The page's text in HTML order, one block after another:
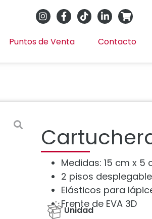
Puntos de Venta Contacto
Medidas: 15 cm x 5
2 pisos
Elásticos para
Frente de EVA 3D
Unidad